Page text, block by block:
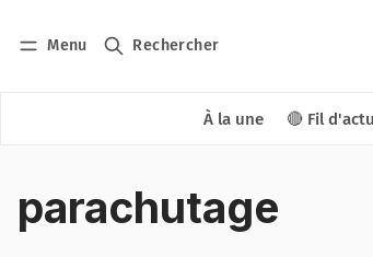
Menu Rechercher
À la une 🔴 Fil
parachutage